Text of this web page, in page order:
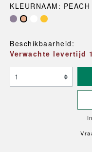
KLEURNAAM: PEACH
Beschikbaarheid:
Verwachte levertijd